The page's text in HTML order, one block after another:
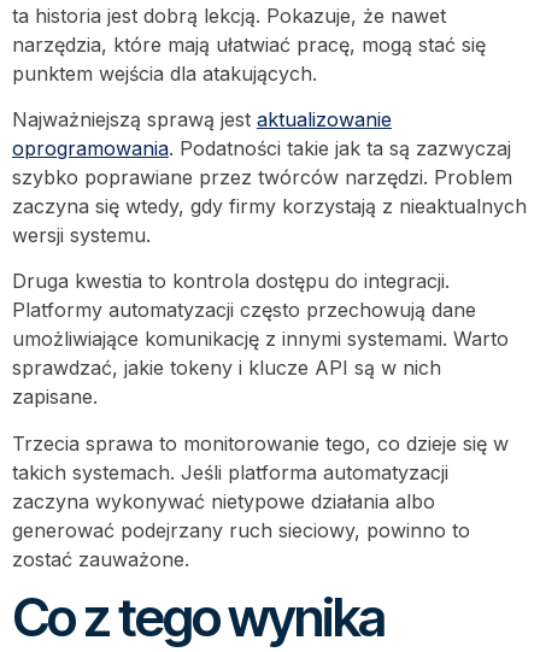
ta historia jest dobrą lekcją. Pokazuje, że nawet
narzędzia, które mają ułatwiać pracę, mogą stać się
punktem wejścia dla atakujących.
Najważniejszą sprawą jest aktualizowanie
oprogramowania. Podatności takie jak ta są zazwyczaj
szybko poprawiane przez twórców narzędzi. Problem
zaczyna się wtedy, gdy firmy korzystają z nieaktualnych
wersji systemu.
Druga kwestia to kontrola dostępu do integracji.
Platformy automatyzacji często przechowują dane
umożliwiające komunikację z innymi systemami. Warto
sprawdzać, jakie tokeny i klucze API są w nich
zapisane.
Trzecia sprawa to monitorowanie tego, co dzieje się w
takich systemach. Jeśli platforma automatyzacji
zaczyna wykonywać nietypowe działania albo
generować podejrzany ruch sieciowy, powinno to
zostać zauważone.
Co z tego wynika